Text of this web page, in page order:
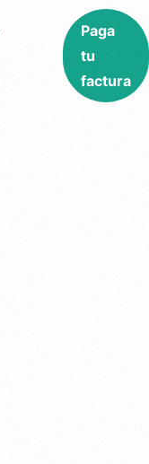
Paga
tu
factura